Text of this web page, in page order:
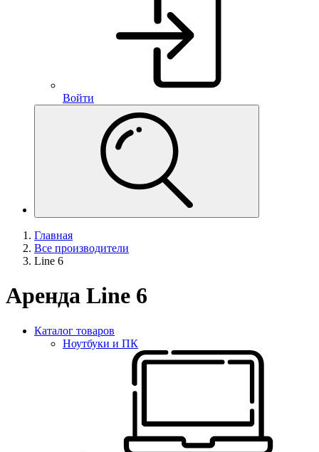
Войти
Главная
Все производители
Line 6
Аренда Line 6
Каталог товаров
Ноутбуки и ПК